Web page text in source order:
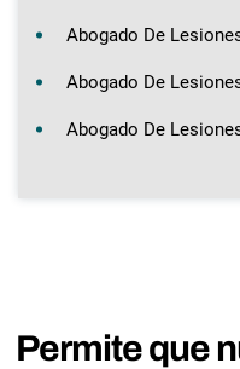
Abogado De
Abogado De
Abogado De
Permite que